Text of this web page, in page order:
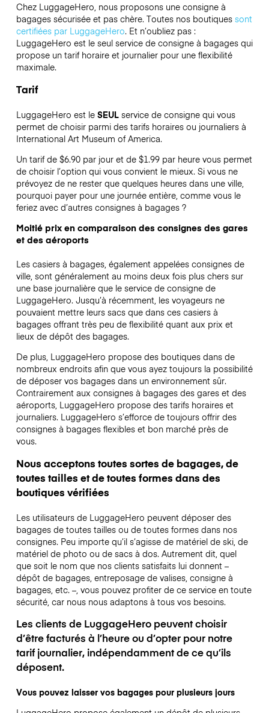
Chez LuggageHero, nous proposons une consigne à
bagages sécurisée et pas chère. Toutes nos boutiques sont
certifiées par LuggageHero. Et n’oubliez pas :
LuggageHero est le seul service de consigne à bagages qui
propose un tarif horaire et journalier pour une flexibilité
maximale.
Tarif
LuggageHero est le SEULservice de consigne qui vous
permet de choisir parmi des tarifs horaires ou journaliers à
International Art Museum of America.
Un tarif de $6.90 par jour et de $1.99 par heure vous permet
de choisir l’option qui vous convient le mieux. Si vous ne
prévoyez de ne rester que quelques heures dans une ville,
pourquoi payer pour une journée entière, comme vous le
feriez avec d’autres consignes à bagages ?
Moitié prix en comparaison des consignes des gares
et des aéroports
Les casiers à bagages, également appelées consignes de
ville, sont généralement au moins deux fois plus chers sur
une base journalière que le service de consigne de
LuggageHero. Jusqu’à récemment, les voyageurs ne
pouvaient mettre leurs sacs que dans ces casiers à
bagages offrant très peu de flexibilité quant aux prix et
lieux de dépôt des bagages.
De plus, LuggageHero propose des boutiques dans de
nombreux endroits afin que vous ayez toujours la possibilité
de déposer vos bagages dans un environnement sûr.
Contrairement aux consignes à bagages des gares et des
aéroports, LuggageHero propose des tarifs horaires et
journaliers. LuggageHero s’efforce de toujours offrir des
consignes à bagages flexibles et bon marché près de
vous.
Nous acceptons toutes sortes de bagages, de
toutes tailles et de toutes formes dans des
boutiques vérifiées
Les utilisateurs de LuggageHero peuvent déposer des
bagages de toutes tailles ou de toutes formes dans nos
consignes. Peu importe qu’il s’agisse de matériel de ski, de
matériel de photo ou de sacs à dos. Autrement dit, quel
que soit le nom que nos clients satisfaits lui donnent –
dépôt de bagages, entreposage de valises, consigne à
bagages, etc. –, vous pouvez profiter de ce service en toute
sécurité, car nous nous adaptons à tous vos besoins.
Les clients de LuggageHero peuvent choisir
d’être facturés à l’heure ou d’opter pour notre
tarif journalier, indépendamment de ce qu’ils
déposent.
Vous pouvez laisser vos bagages pour plusieurs jours